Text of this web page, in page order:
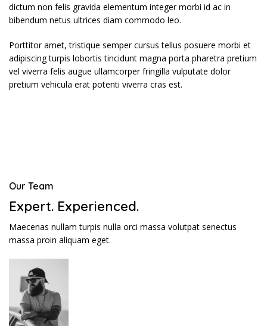
dictum non felis gravida elementum integer morbi id ac in
bibendum netus ultrices diam commodo leo.
Porttitor amet, tristique semper cursus tellus posuere morbi et
adipiscing turpis lobortis tincidunt magna porta pharetra pretium
vel viverra felis augue ullamcorper fringilla vulputate dolor
pretium vehicula erat potenti viverra cras est.
Our Team
Expert. Experienced.
Maecenas nullam turpis nulla orci massa volutpat senectus
massa proin aliquam eget.